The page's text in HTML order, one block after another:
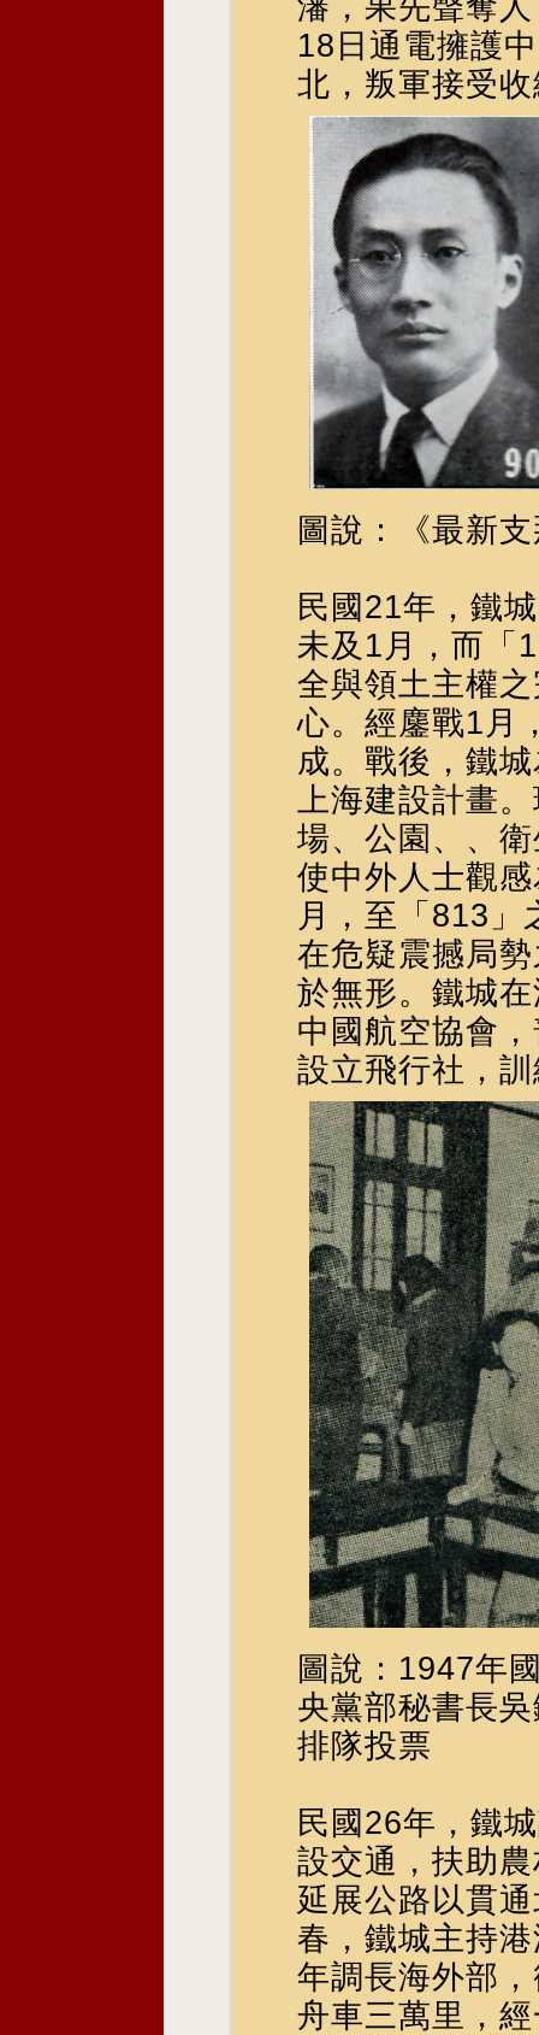
瀋，果先聲奪
18日通電擁護
北，叛軍接受
圖說：《最新
民國21年，鐵
未及1月，而「
全與領土主權
心。經鏖戰1月
成。戰後，鐵
上海建設計畫
場、公園、、
使中外人士觀
月，至「813」
在危疑震撼局
於無形。鐵城
中國航空協會
設立飛行社，
圖說：1947年
央黨部秘書長
排隊投票
民國26年，鐵
設交通，扶助
延展公路以貫
春，鐵城主持
年調長海外部
舟車三萬里，